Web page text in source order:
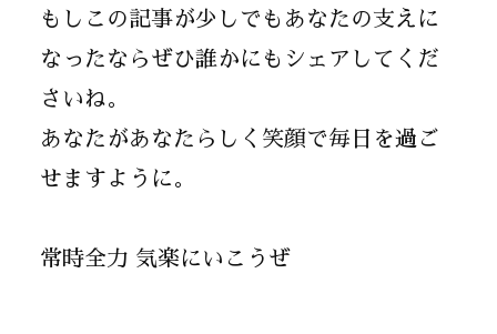
もしこの記事が少しでもあなたの支えに
なったならぜひ誰かにもシェアしてくだ
さいね。
あなたがあなたらしく笑顔で毎日を過ご
せますように。
常時全力 気楽にいこうぜ